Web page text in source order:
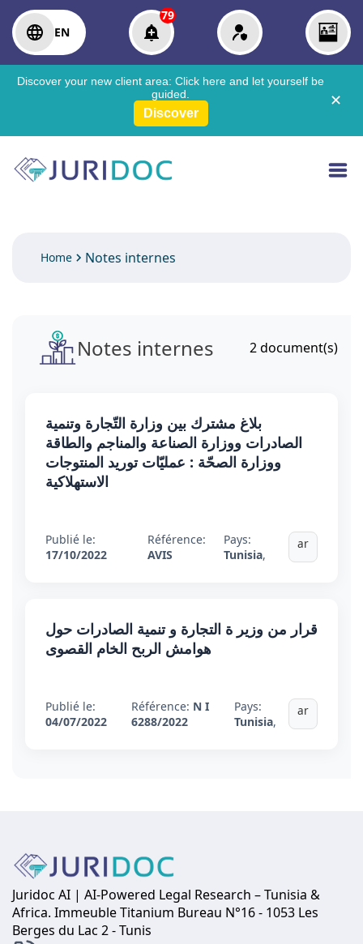
EN
79
Discover your new client area: Click here and let yourself be
guided.
Discover
✕
Home Notes internes
Notes internes 2document(s)
بلاغ مشترك بين وزارة التّجارة وتنمية
الصادرات ووزارة الصناعة والمناجم والطاقة
ووزارة الصحّة : عمليّات توريد المنتوجات
الاستهلاكية
Publié le:
17/10/2022
Référence:
AVIS
Pays:
Tunisia,
ar
قرار من وزير ة التجارة و تنمية الصادرات حول
هوامش الربح الخام القصوى
Publié le:
04/07/2022
Référence: N I
6288/2022
Pays:
Tunisia,
ar
Juridoc AI | AI-Powered Legal Research – Tunisia &
Africa. Immeuble Titanium Bureau N°16 - 1053 Les
Berges du Lac 2 - Tunis